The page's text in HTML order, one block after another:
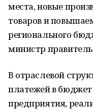
места, новые
товаров и
регионального
министр
В отраслевой
платежей в бюджет
предприятия,